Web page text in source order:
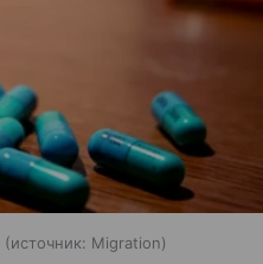
источник: Migration